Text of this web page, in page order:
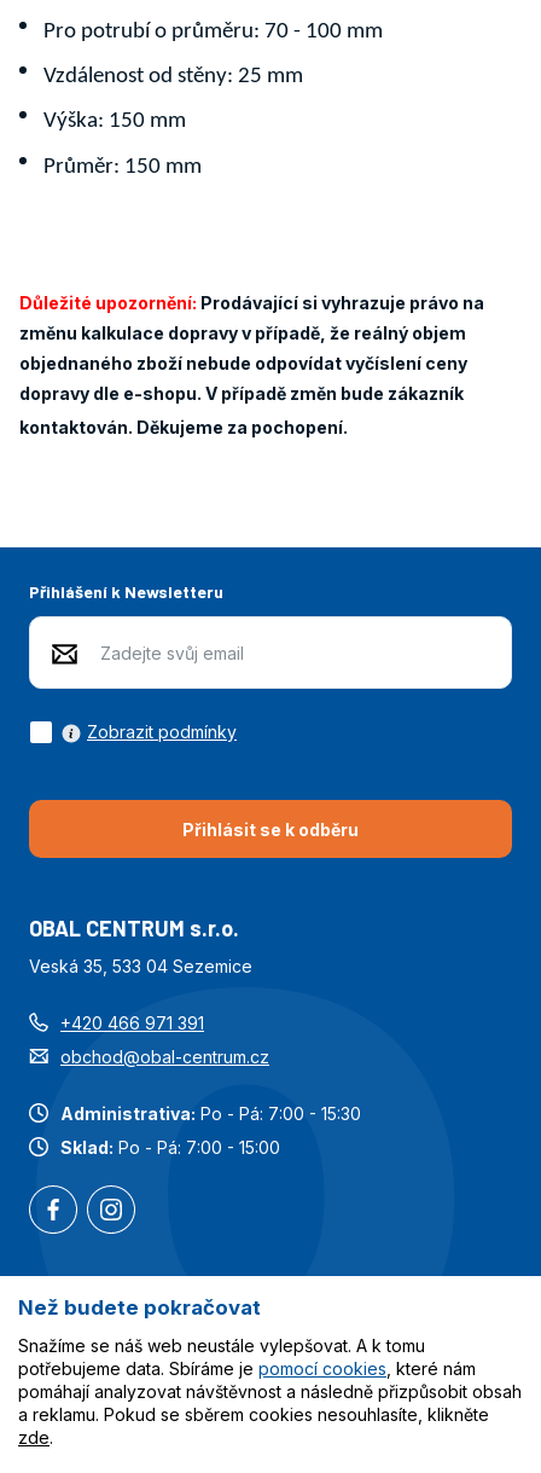
Pro potrubí o průměru: 70 - 100 mm
Vzdálenost od stěny: 25 mm
Výška: 150 mm
Průměr: 150 mm
Důležité upozornění: Prodávající si vyhrazuje právo na
změnu kalkulace dopravy v případě, že reálný objem
objednaného zboží nebude odpovídat vyčíslení ceny
dopravy dle e-shopu. V případě změn bude zákazník
kontaktován. Děkujeme za pochopení.
Přihlášení k Newsletteru
Přihlásit se k odběru
Zobrazit podmínky
OBAL CENTRUM s.r.o.
Veská 35, 533 04 Sezemice
+420 466 971 391
obchod@obal-centrum.cz
Administrativa: Po - Pá: 7:00 - 15:30
Sklad: Po - Pá: 7:00 - 15:00
Nejoblíbenější kategorie
Služby
Vše o nákupu
Než budete pokračovat
Snažíme se náš web neustále vylepšovat. A k tomu
potřebujeme data. Sbíráme je pomocí cookies , které nám
pomáhají analyzovat návštěvnost a následně přizpůsobit obsah
a reklamu. Pokud se sběrem cookies nesouhlasíte, klikněte
zde.